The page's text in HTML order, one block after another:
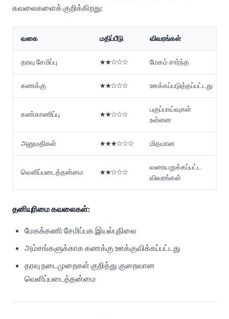
கவலைகளைக் குறிக்கிறது:
வகை மதிப்பீடு விவரங்கள்
தரவு சேமிப்பு ★★☆☆☆ மேகம் சார்ந்த
கணக்கு ★★☆☆☆ ஊக்கப்படுத்தப்பட்டது
கண்காணிப்பு ★★☆☆☆
பகுப்பாய்வுகள்
உள்ளன
அனுமதிகள் ★★★☆☆☆ மிதமான
வெளிப்படைத்தன்மை ★★☆☆☆
வரையறுக்கப்பட்ட
விவரங்கள்
தனியுரிமை கவலைகள்:
மேகக்கணி சேமிப்பக இயல்புநிலை
அம்சங்களுக்காக கணக்கு ஊக்குவிக்கப்பட்டது
தரவு நடைமுறைகள் குறித்து குறைவான
வெளிப்படைத்தன்மை